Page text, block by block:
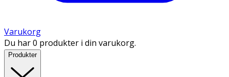
Varukorg
Du har 0 produkter i din varukorg.
Produkter